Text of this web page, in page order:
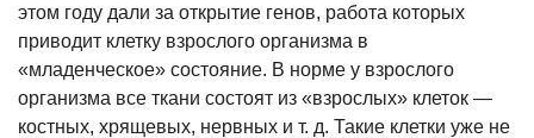
этом году дали за открытие генов, работа которых
приводит клетку взрослого организма в
«младенческое» состояние. В норме у взрослого
организма все ткани состоят из «взрослых» клеток —
костных, хрящевых, нервных и т. д. Такие клетки уже не